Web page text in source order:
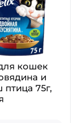
кошек
и
75г,